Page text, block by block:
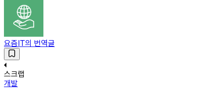
요즘IT의 번역글
스크랩
개발